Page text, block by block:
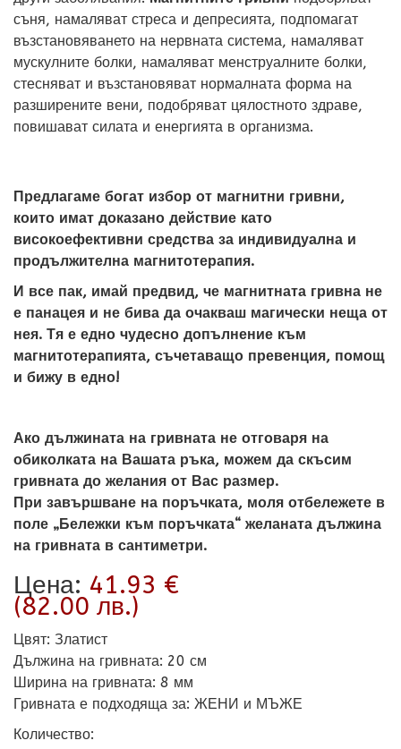
съня, намаляват стреса и депресията, подпомагат
възстановяването на нервната система, намаляват
мускулните болки, намаляват менструалните болки,
стесняват и възстановяват нормалната форма на
разширените вени, подобряват цялостното здраве,
повишават силата и енергията в организма.
Предлагаме богат избор от магнитни гривни,
които имат доказано действие като
високоефективни средства за индивидуална и
продължителна магнитотерапия.
И все пак, имай предвид, че магнитната гривна не
е панацея и не бива да очакваш магически неща от
нея. Тя е едно чудесно допълнение към
магнитотерапията, съчетаващо превенция, помощ
и бижу в едно!
Ако дължината на гривната не отговаря на
обиколката на Вашата ръка, можем да скъсим
гривната до желания от Вас размер.
При завършване на поръчката, моля отбележете в
поле „Бележки към поръчката“ желаната дължина
на гривната в сантиметри.
Цена: 41.93 €
(82.00 лв.)
Цвят: Златист
Дължина на гривната: 20 см
Ширина на гривната: 8 мм
Гривната е подходяща за: ЖЕНИ и МЪЖЕ
Количество: